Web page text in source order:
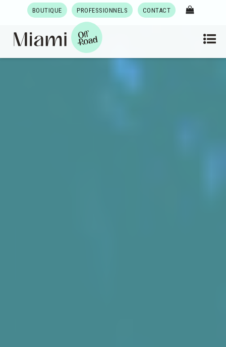
BOUTIQUE PROFESSIONNELS CONTACT